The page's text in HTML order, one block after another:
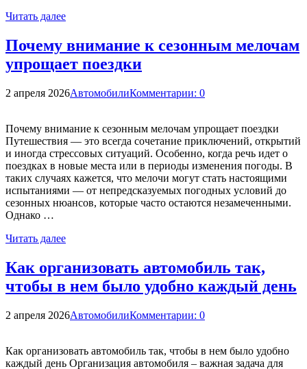
Читать далее
Почему внимание к сезонным мелочам
упрощает поездки
2 апреля 2026АвтомобилиКомментарии: 0
Почему внимание к сезонным мелочам упрощает поездки
Путешествия — это всегда сочетание приключений, открытий
и иногда стрессовых ситуаций. Особенно, когда речь идет о
поездках в новые места или в периоды изменения погоды. В
таких случаях кажется, что мелочи могут стать настоящими
испытаниями — от непредсказуемых погодных условий до
сезонных нюансов, которые часто остаются незамеченными.
Однако …
Читать далее
Как организовать автомобиль так,
чтобы в нем было удобно каждый день
2 апреля 2026АвтомобилиКомментарии: 0
Как организовать автомобиль так, чтобы в нем было удобно
каждый день Организация автомобиля – важная задача для